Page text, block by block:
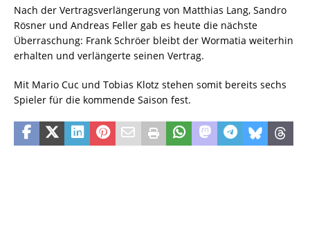
Nach der Vertragsverlängerung von Matthias Lang, Sandro
Rösner und Andreas Feller gab es heute die nächste
Überraschung: Frank Schröer bleibt der Wormatia weiterhin
erhalten und verlängerte seinen Vertrag.
Mit Mario Cuc und Tobias Klotz stehen somit bereits sechs
Spieler für die kommende Saison fest.